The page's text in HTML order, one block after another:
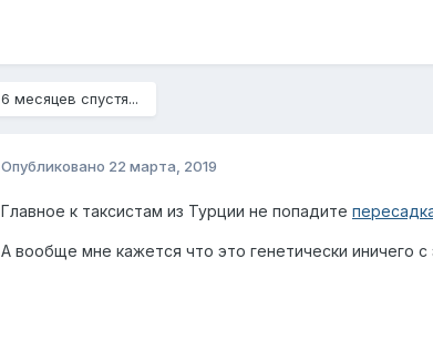
6 месяцев спустя...
Опубликовано 22 марта, 2019
Главное к таксистам из Турции не попадите
А вообще мне кажется что это генетически иничего